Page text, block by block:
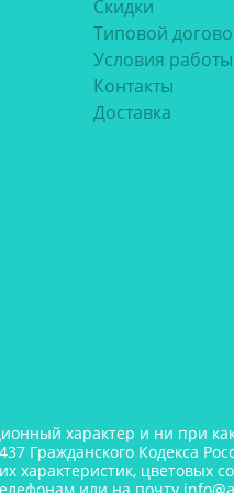
Скидки
Типовой
Условия работы
Контакты
Доставка
характер и ни при
Гражданского Кодекса
характеристик, цветовых